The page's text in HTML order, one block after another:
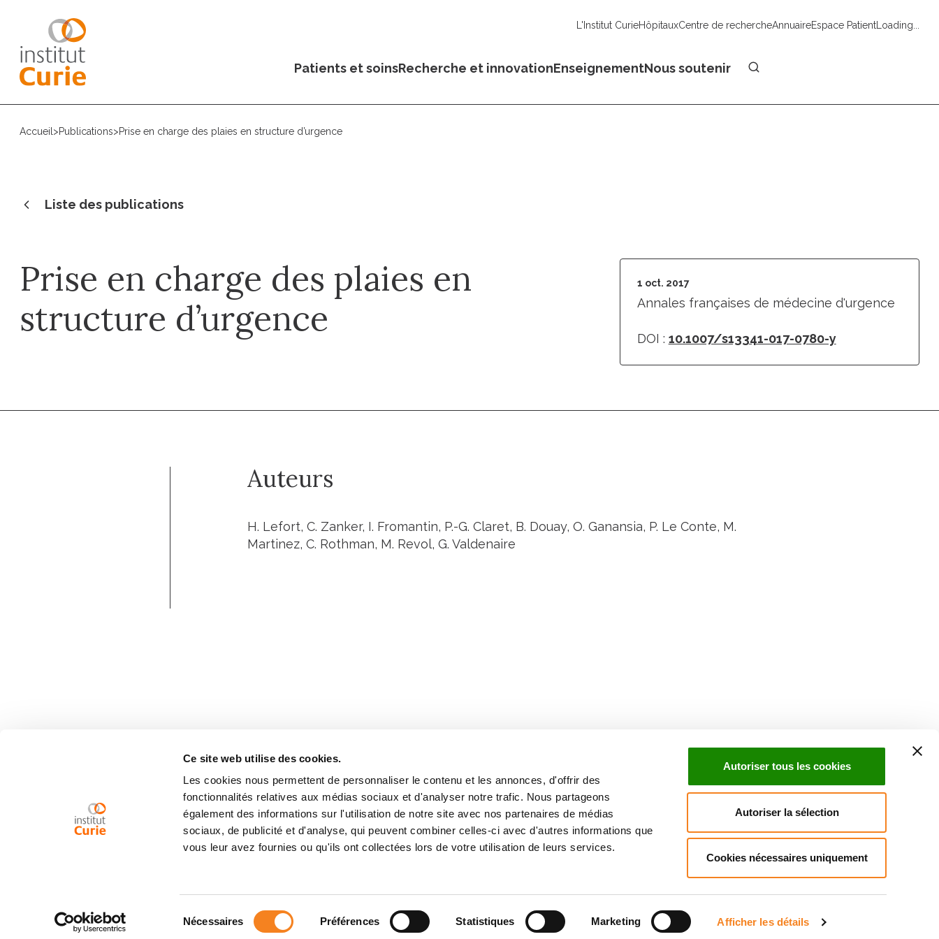
Ce site web utilise des cookies.
Les cookies nous permettent de personnaliser le contenu et les annonces, d'offrir des
fonctionnalités relatives aux médias sociaux et d'analyser notre trafic. Nous partageons
également des informations sur l'utilisation de notre site avec nos partenaires de médias
sociaux, de publicité et d'analyse, qui peuvent combiner celles-ci avec d'autres informations que
vous leur avez fournies ou qu'ils ont collectées lors de votre utilisation de leurs services.
Nécessaires Préférences Statistiques Marketing Afficher les détails
Autoriser tous les cookies
Autoriser la sélection
Cookies nécessaires uniquement
L'Institut CurieHôpitauxCentre de rechercheAnnuaireEspace PatientLoading...
Patients et soinsRecherche et innovationEnseignementNous soutenir
Accueil >Publications>Prise en charge des plaies en structure d’urgence
Liste des publications
Prise en charge des plaies en
structure d’urgence
1 oct. 2017
Annales françaises de médecine d'urgence
DOI : 10.1007/s13341-017-0780-y
Auteurs
H. Lefort, C. Zanker, I. Fromantin, P.-G. Claret, B. Douay, O. Ganansia, P. Le Conte, M.
Martinez, C. Rothman, M. Revol, G. Valdenaire
Inscrivez-vous à la newsletter
ActualitésDroits du patient
Mentions légalesPolitique des données personnellesGestion des cookiesSignalement